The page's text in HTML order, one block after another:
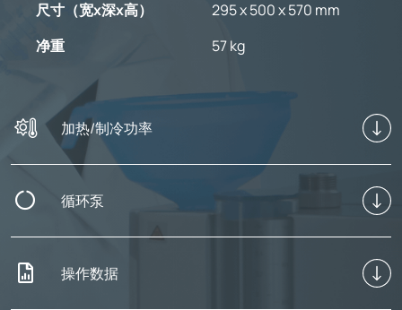
尺寸（宽x深x高）
295 x 500 x 570 mm
净重
57 kg
加热/制冷功率
循环泵
操作数据